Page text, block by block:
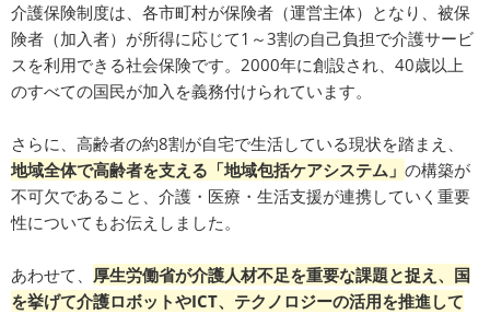
介護保険制度は、各市町村が保険者（運営主体）となり、被保
険者（加入者）が所得に応じて1～3割の自己負担で介護サービ
スを利用できる社会保険です。2000年に創設され、40歳以上
のすべての国民が加入を義務付けられています。
さらに、高齢者の約8割が自宅で生活している現状を踏まえ、
地域全体で高齢者を支える「地域包括ケアシステム」 の構築が
不可欠であること、介護・医療・生活支援が連携していく重要
性についてもお伝えしました。
あわせて、 厚生労働省が介護人材不足を重要な課題と捉え、国
を挙げて介護ロボットやICT、テクノロジーの活用を推進して